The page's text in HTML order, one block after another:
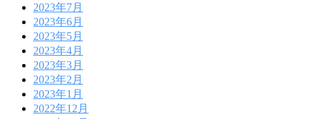
2023年7月
2023年6月
2023年5月
2023年4月
2023年3月
2023年2月
2023年1月
2022年12月